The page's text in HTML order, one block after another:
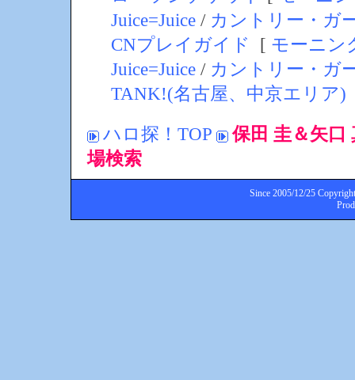
Juice=Juice / カントリー・ガ
CNプレイガイド
[ モーニン
Juice=Juice / カントリー・ガ
TANK!(名古屋、中京エリア)
ハロ探！TOP
保田 圭＆矢口
場検索
Since 2005/12/25